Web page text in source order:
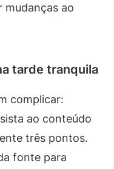
mudanças ao
tarde tranquila
complicar:
ao conteúdo
três pontos.
fonte para